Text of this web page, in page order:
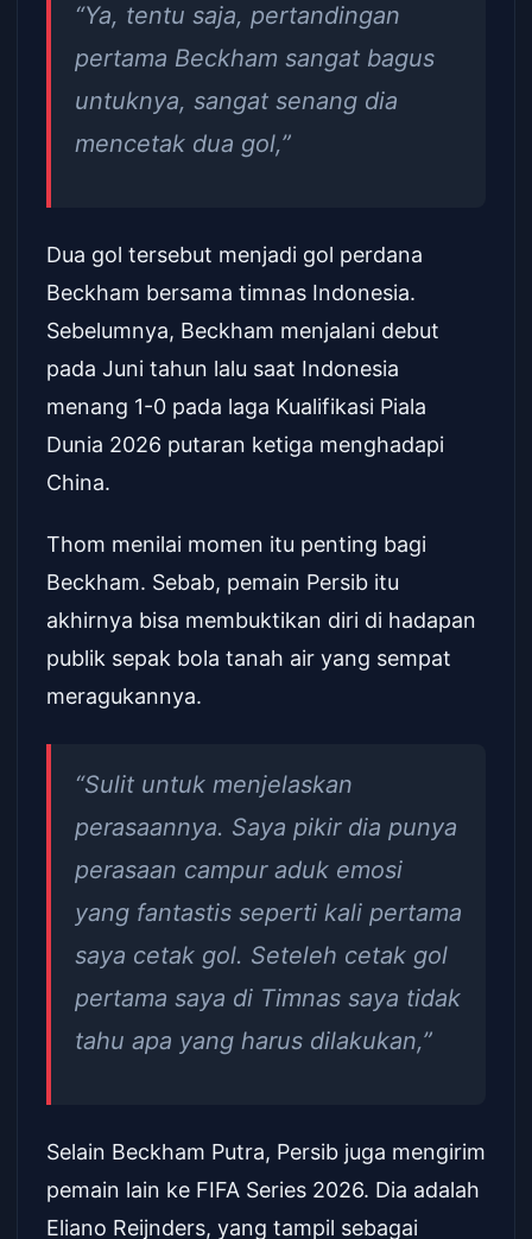
“Ya, tentu saja, pertandingan
pertama Beckham sangat bagus
untuknya, sangat senang dia
mencetak dua gol,”
Dua gol tersebut menjadi gol perdana
Beckham bersama timnas Indonesia.
Sebelumnya, Beckham menjalani debut
pada Juni tahun lalu saat Indonesia
menang 1-0 pada laga Kualifikasi Piala
Dunia 2026 putaran ketiga menghadapi
China.
Thom menilai momen itu penting bagi
Beckham. Sebab, pemain Persib itu
akhirnya bisa membuktikan diri di hadapan
publik sepak bola tanah air yang sempat
meragukannya.
“Sulit untuk menjelaskan
perasaannya. Saya pikir dia punya
perasaan campur aduk emosi
yang fantastis seperti kali pertama
saya cetak gol. Seteleh cetak gol
pertama saya di Timnas saya tidak
tahu apa yang harus dilakukan,”
Selain Beckham Putra, Persib juga mengirim
pemain lain ke FIFA Series 2026. Dia adalah
Eliano Reijnders, yang tampil sebagai